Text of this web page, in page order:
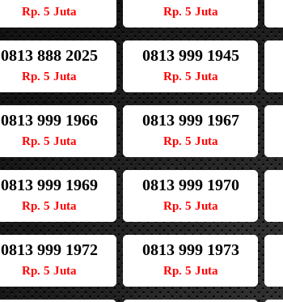
Rp. 5 Juta Rp. 5 Juta
0813 888 2025
Rp. 5 Juta
0813 999 1945
Rp. 5 Juta
0813 999 1966
Rp. 5 Juta
0813 999 1967
Rp. 5 Juta
0813 999 1969
Rp. 5 Juta
0813 999 1970
Rp. 5 Juta
0813 999 1972
Rp. 5 Juta
0813 999 1973
Rp. 5 Juta